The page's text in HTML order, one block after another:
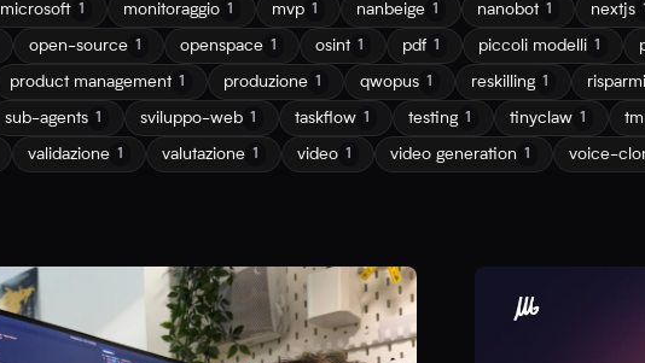
microsoft 1 monitoraggio 1 mvp 1 nanbeige 1 nanobot 1 nextjs 1
open-source 1 openspace 1 osint 1 pdf 1 piccoli modelli 1
product management 1 produzione 1 qwopus 1 reskilling 1
sub-agents 1 sviluppo-web 1 taskflow 1 testing 1 tinyclaw 1
validazione 1 valutazione 1 video 1 video generation 1 voice-